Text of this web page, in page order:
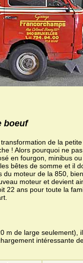
boeuf
de la
! Alors pourquoi ne
en fourgon, minibus ou
bêtes de somme et il
moteur de la 850,
moteur et devient
22 ans pour toute la
m de large seulement),
intéressante